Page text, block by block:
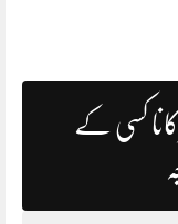
کسی کے